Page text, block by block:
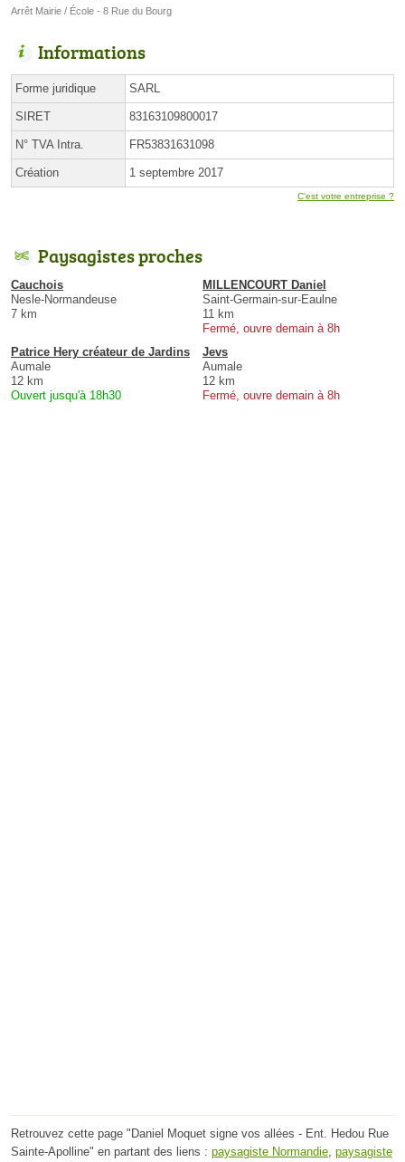
Arrêt Mairie / École - 8 Rue du Bourg
Informations
Forme juridique SARL
SIRET 83163109800017
N° TVA Intra. FR53831631098
Création 1 septembre 2017
C'est votre entreprise ?
Paysagistes proches
Cauchois
Nesle-Normandeuse
7 km
MILLENCOURT Daniel
Saint-Germain-sur-Eaulne
11 km
Fermé, ouvre demain à 8h
Patrice Hery créateur de Jardins
Aumale
12 km
Ouvert jusqu'à 18h30
Jevs
Aumale
12 km
Fermé, ouvre demain à 8h
Retrouvez cette page "Daniel Moquet signe vos allées - Ent. Hedou Rue
Sainte-Apolline" en partant des liens : paysagiste Normandie, paysagiste